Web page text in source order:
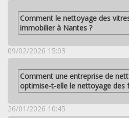
Comment le nettoyage des
immobilier à Nantes ?
09/02/2026 15:03
Comment une entreprise de
optimise-t-elle le nettoyage des
26/01/2026 10:45